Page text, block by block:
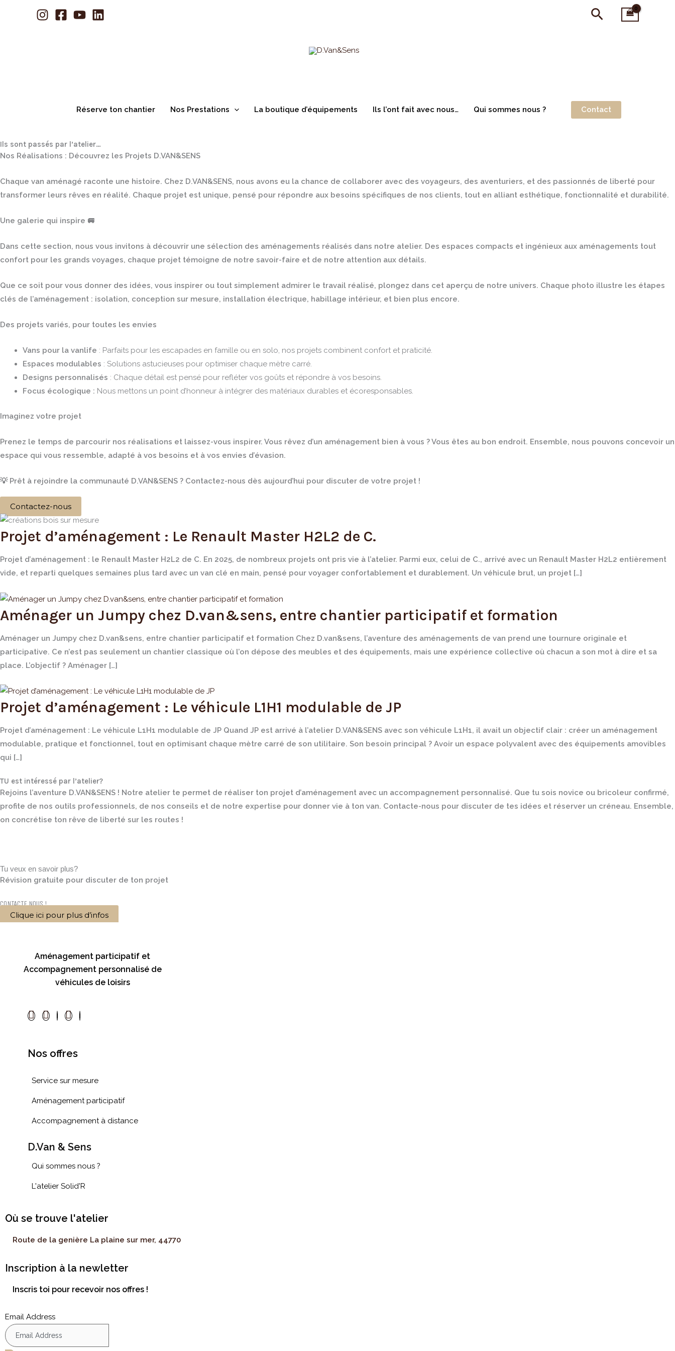
Rechercher
Réserve ton chantier Nos Prestations La boutique d’équipements Ils l’ont fait avec nous… Qui sommes nous ? Contact
Ils sont passés par l’atelier…
Nos Réalisations : Découvrez les Projets D.VAN&SENS
Chaque van aménagé raconte une histoire. Chez D.VAN&SENS, nous avons eu la chance de collaborer avec des voyageurs, des aventuriers, et des passionnés de liberté pour
transformer leurs rêves en réalité. Chaque projet est unique, pensé pour répondre aux besoins spécifiques de nos clients, tout en alliant esthétique, fonctionnalité et durabilité.
Une galerie qui inspire 🚐
Dans cette section, nous vous invitons à découvrir une sélection des aménagements réalisés dans notre atelier. Des espaces compacts et ingénieux aux aménagements tout
confort pour les grands voyages, chaque projet témoigne de notre savoir-faire et de notre attention aux détails.
Que ce soit pour vous donner des idées, vous inspirer ou tout simplement admirer le travail réalisé, plongez dans cet aperçu de notre univers. Chaque photo illustre les étapes
clés de l’aménagement : isolation, conception sur mesure, installation électrique, habillage intérieur, et bien plus encore.
Des projets variés, pour toutes les envies
Vans pour la vanlife : Parfaits pour les escapades en famille ou en solo, nos projets combinent confort et praticité.
Espaces modulables : Solutions astucieuses pour optimiser chaque mètre carré.
Designs personnalisés : Chaque détail est pensé pour refléter vos goûts et répondre à vos besoins.
Focus écologique : Nous mettons un point d’honneur à intégrer des matériaux durables et écoresponsables.
Imaginez votre projet
Prenez le temps de parcourir nos réalisations et laissez-vous inspirer. Vous rêvez d’un aménagement bien à vous ? Vous êtes au bon endroit. Ensemble, nous pouvons concevoir un
espace qui vous ressemble, adapté à vos besoins et à vos envies d’évasion.
💡 Prêt à rejoindre la communauté D.VAN&SENS ? Contactez-nous dès aujourd’hui pour discuter de votre projet !
Contactez-nous
Projet d’aménagement : Le Renault Master H2L2 de C.
Projet d’aménagement : le Renault Master H2L2 de C. En 2025, de nombreux projets ont pris vie à l’atelier. Parmi eux, celui de C., arrivé avec un Renault Master H2L2 entièrement
vide, et reparti quelques semaines plus tard avec un van clé en main, pensé pour voyager confortablement et durablement. Un véhicule brut, un projet […]
Aménager un Jumpy chez D.van&sens, entre chantier participatif et formation
Aménager un Jumpy chez D.van&sens, entre chantier participatif et formation Chez D.van&sens, l’aventure des aménagements de van prend une tournure originale et
participative. Ce n’est pas seulement un chantier classique où l’on dépose des meubles et des équipements, mais une expérience collective où chacun a son mot à dire et sa
place. L’objectif ? Aménager […]
Projet d’aménagement : Le véhicule L1H1 modulable de JP
Projet d’aménagement : Le véhicule L1H1 modulable de JP Quand JP est arrivé à l’atelier D.VAN&SENS avec son véhicule L1H1, il avait un objectif clair : créer un aménagement
modulable, pratique et fonctionnel, tout en optimisant chaque mètre carré de son utilitaire. Son besoin principal ? Avoir un espace polyvalent avec des équipements amovibles
qui […]
TU est intéressé par l’atelier?
Rejoins l’aventure D.VAN&SENS ! Notre atelier te permet de réaliser ton projet d’aménagement avec un accompagnement personnalisé. Que tu sois novice ou bricoleur confirmé,
profite de nos outils professionnels, de nos conseils et de notre expertise pour donner vie à ton van. Contacte-nous pour discuter de tes idées et réserver un créneau. Ensemble,
on concrétise ton rêve de liberté sur les routes !
Tu veux en savoir plus?
Révision gratuite pour discuter de ton projet
CONTACTE NOUS !
Clique ici pour plus d’infos
Aménagement participatif et
Accompagnement personnalisé de
véhicules de loisirs
Nos offres
Service sur mesure
Aménagement participatif
Accompagnement à distance
D.Van & Sens
Qui sommes nous ?
L'atelier Solid'R
Où se trouve l'atelier
Route de la genière La plaine sur mer, 44770
Inscription à la newletter
Inscris toi pour recevoir nos offres !
Email Address